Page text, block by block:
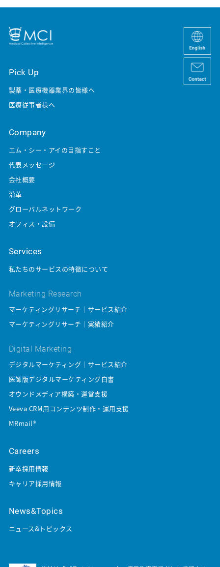
Pick Up
製薬・医療機器業界の皆様へ
医療従事者様へ
Company
エム・シー・アイの目指すこと
代表メッセージ
会社概要
沿革
グローバルネットワーク
オフィス・設備
Services
私たちのサービスの特徴について
Marketing Research
マーケティングリサーチ｜サービス紹介
マーケティングリサーチ｜実績紹介
Digital Marketing
デジタルマーケティング｜サービス紹介
医師版デジタルマーケティング白書
オウンドメディア構築・運営支援
Veeva CRM用コンテンツ制作・運用支援
MRmail®
Careers
新卒採用情報
キャリア採用情報
News&Topics
ニュース&トピックス